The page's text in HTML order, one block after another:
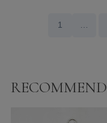
1 …
RECOMMEND